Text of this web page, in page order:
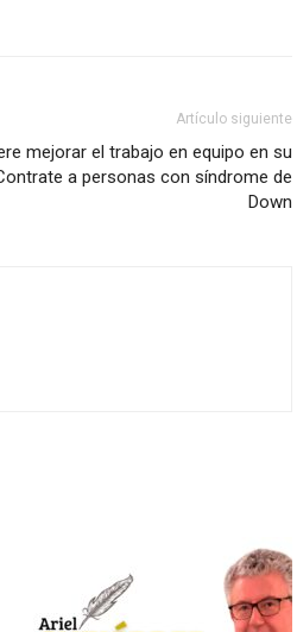
Artículo siguiente
mejorar el trabajo en equipo en su
a personas con síndrome de
Down